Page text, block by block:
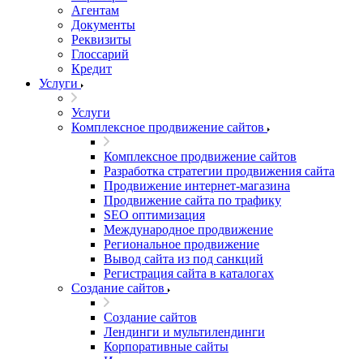
Агентам
Документы
Реквизиты
Глоссарий
Кредит
Услуги
Услуги
Комплексное продвижение сайтов
Комплексное продвижение сайтов
Разработка стратегии продвижения сайта
Продвижение интернет-магазина
Продвижение сайта по трафику
SEO оптимизация
Международное продвижение
Региональное продвижение
Вывод сайта из под санкций
Регистрация сайта в каталогах
Создание сайтов
Создание сайтов
Лендинги и мультилендинги
Корпоративные сайты